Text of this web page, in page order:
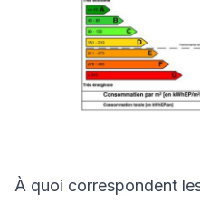
À quoi correspondent